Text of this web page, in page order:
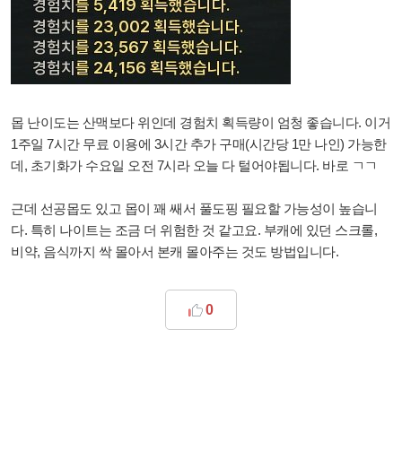
몹 난이도는 산맥보다 위인데 경험치 획득량이 엄청 좋습니다. 이거
1주일 7시간 무료 이용에 3시간 추가 구매(시간당 1만 나인) 가능한
데, 초기화가 수요일 오전 7시라 오늘 다 털어야됩니다. 바로 ㄱㄱ
근데 선공몹도 있고 몹이 꽤 쌔서 풀도핑 필요할 가능성이 높습니
다. 특히 나이트는 조금 더 위험한 것 같고요. 부캐에 있던 스크롤,
비약, 음식까지 싹 몰아서 본캐 몰아주는 것도 방법입니다.
0